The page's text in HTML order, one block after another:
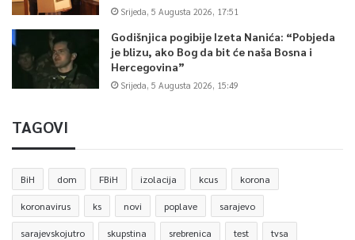
Srijeda, 5 Augusta 2026, 17:51
Godišnjica pogibije Izeta Nanića: “Pobjeda
je blizu, ako Bog da bit će naša Bosna i
Hercegovina”
Srijeda, 5 Augusta 2026, 15:49
TAGOVI
BiH dom FBiH izolacija kcus korona
koronavirus ks novi poplave sarajevo
sarajevskojutro skupstina srebrenica test tvsa